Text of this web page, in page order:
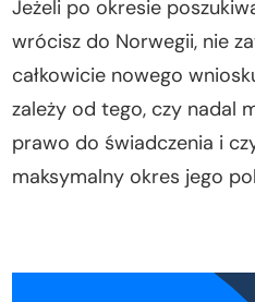
Jeżeli po okresie
wrócisz do Norwegii, nie
całkowicie nowego
zależy od tego, czy nadal
prawo do świadczenia i
maksymalny okres jego